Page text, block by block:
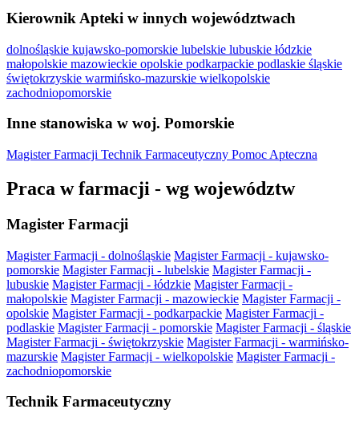
Kierownik Apteki w innych województwach
dolnośląskie kujawsko-pomorskie lubelskie lubuskie łódzkie
małopolskie mazowieckie opolskie podkarpackie podlaskie śląskie
świętokrzyskie warmińsko-mazurskie wielkopolskie
zachodniopomorskie
Inne stanowiska w woj. Pomorskie
Magister Farmacji Technik Farmaceutyczny Pomoc Apteczna
Praca w farmacji - wg województw
Magister Farmacji
Magister Farmacji - dolnośląskie Magister Farmacji - kujawsko-
pomorskie Magister Farmacji - lubelskie Magister Farmacji -
lubuskie Magister Farmacji - łódzkie Magister Farmacji -
małopolskie Magister Farmacji - mazowieckie Magister Farmacji -
opolskie Magister Farmacji - podkarpackie Magister Farmacji -
podlaskie Magister Farmacji - pomorskie Magister Farmacji - śląskie
Magister Farmacji - świętokrzyskie Magister Farmacji - warmińsko-
mazurskie Magister Farmacji - wielkopolskie Magister Farmacji -
zachodniopomorskie
Technik Farmaceutyczny